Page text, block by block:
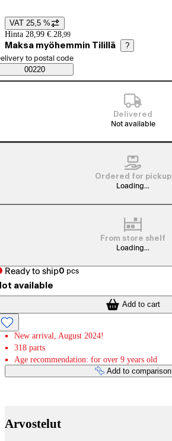
Price details
VAT 25,5 %
Hinta 28,99 €. 28,99
Maksa myöhemmin Tilillä ?
Saatavuustiedot
order method
to postal code
00220
Delivered
Not available
Ordered for pickup
Loading...
From store shelf
Loading...
Ready to ship0 pcs
available
Add to cart
New arrival, August 2024!
318 parts
Age recommendation: for over 9 years old
Add to comparison
Arvostelut